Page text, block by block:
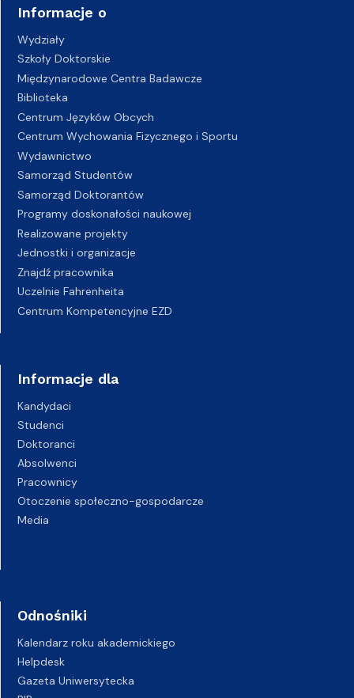
Informacje o
Wydziały
Szkoły Doktorskie
Międzynarodowe Centra Badawcze
Biblioteka
Centrum Języków Obcych
Centrum Wychowania Fizycznego i Sportu
Wydawnictwo
Samorząd Studentów
Samorząd Doktorantów
Programy doskonałości naukowej
Realizowane projekty
Jednostki i organizacje
Znajdź pracownika
Uczelnie Fahrenheita
Centrum Kompetencyjne EZD
Informacje dla
Kandydaci
Studenci
Doktoranci
Absolwenci
Pracownicy
Otoczenie społeczno-gospodarcze
Media
Odnośniki
Kalendarz roku akademickiego
Helpdesk
Gazeta Uniwersytecka